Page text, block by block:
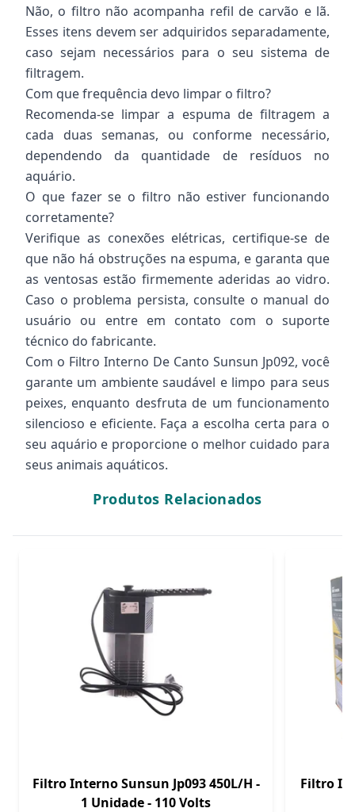
Não, o filtro não acompanha refil de carvão e lã.
Esses itens devem ser adquiridos separadamente,
caso sejam necessários para o seu sistema de
filtragem.
Com que frequência devo limpar o filtro?
Recomenda-se limpar a espuma de filtragem a
cada duas semanas, ou conforme necessário,
dependendo da quantidade de resíduos no
aquário.
O que fazer se o filtro não estiver funcionando
corretamente?
Verifique as conexões elétricas, certifique-se de
que não há obstruções na espuma, e garanta que
as ventosas estão firmemente aderidas ao vidro.
Caso o problema persista, consulte o manual do
usuário ou entre em contato com o suporte
técnico do fabricante.
Com o Filtro Interno De Canto Sunsun Jp092, você
garante um ambiente saudável e limpo para seus
peixes, enquanto desfruta de um funcionamento
silencioso e eficiente. Faça a escolha certa para o
seu aquário e proporcione o melhor cuidado para
seus animais aquáticos.
Produtos Relacionados
Filtro Interno Sunsun Jp093 450L/H -
1 Unidade - 110 Volts
Filtro